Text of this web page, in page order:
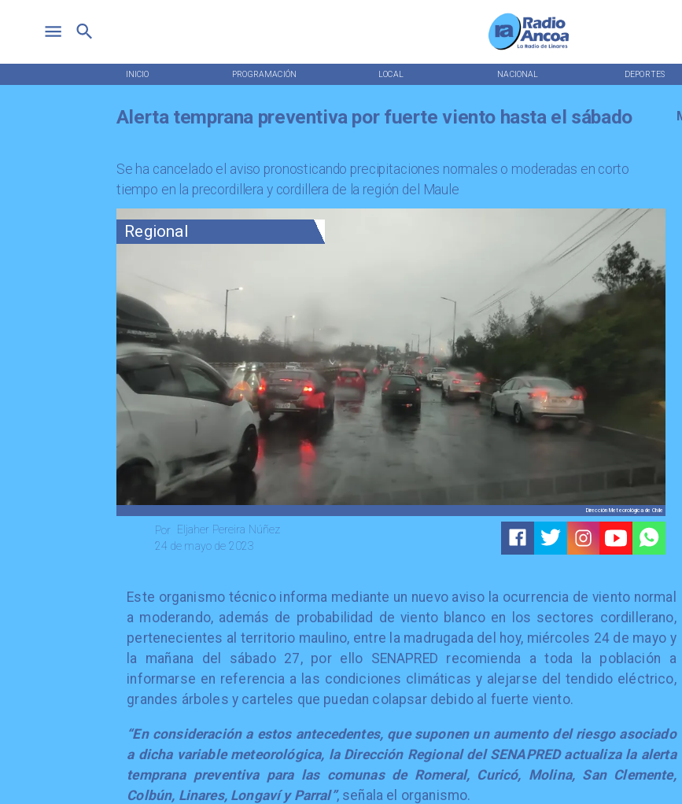
INICIO PROGRAMACIÓN LOCAL NACIONAL DEPORTES
Regional
Eljaher Pereira Núñez
Por
24 de mayo de 2023
Dirección Meteorológica de Chile
Alerta temprana preventiva por fuerte viento hasta el sábado
Se ha cancelado el aviso pronosticando precipitaciones normales o moderadas en corto
tiempo en la precordillera y cordillera de la región del Maule
Este organismo técnico informa mediante un nuevo aviso la ocurrencia de viento normal
a moderando, además de probabilidad de viento blanco en los sectores cordillerano,
pertenecientes al territorio maulino, entre la madrugada del hoy, miércoles 24 de mayo y
la mañana del sábado 27, por ello SENAPRED recomienda a toda la población a
informarse en referencia a las condiciones climáticas y alejarse del tendido eléctrico,
grandes árboles y carteles que puedan colapsar debido al fuerte viento.
“En consideración a estos antecedentes, que suponen un aumento del riesgo asociado
a dicha variable meteorológica, la Dirección Regional del SENAPRED actualiza la alerta
temprana preventiva para las comunas de Romeral, Curicó, Molina, San Clemente,
Colbún, Linares, Longaví y Parral”, señala el organismo.